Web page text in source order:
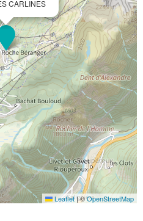
CARLINES
Leaflet |©OpenStreetMap